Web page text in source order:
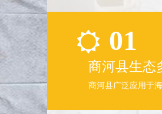
01
商河县生态
商河县广泛应用于